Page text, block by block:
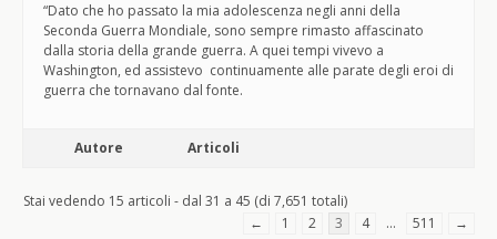
“Dato che ho passato la mia adolescenza negli anni della
Seconda Guerra Mondiale, sono sempre rimasto affascinato
dalla storia della grande guerra. A quei tempi vivevo a
Washington, ed assistevo continuamente alle parate degli eroi di
guerra che tornavano dal fonte.
Autore Articoli
Stai vedendo 15 articoli - dal 31 a 45 (di 7,651 totali)
←
1 2 3 4 … 511 →